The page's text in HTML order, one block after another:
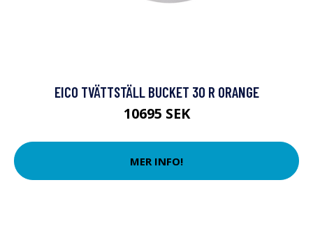
EICO TVÄTTSTÄLL BUCKET 30 R ORANGE
10695 SEK
MER INFO!